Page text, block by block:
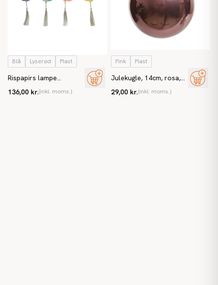
Blå Lyserød Plast
Rispapirs lampe
5 meter, 20cm mellem
136,00 kr.(inkl. moms.)
Pink Plast
Julekugle, 14cm, rosa,
29,00 kr.(inkl. moms.)